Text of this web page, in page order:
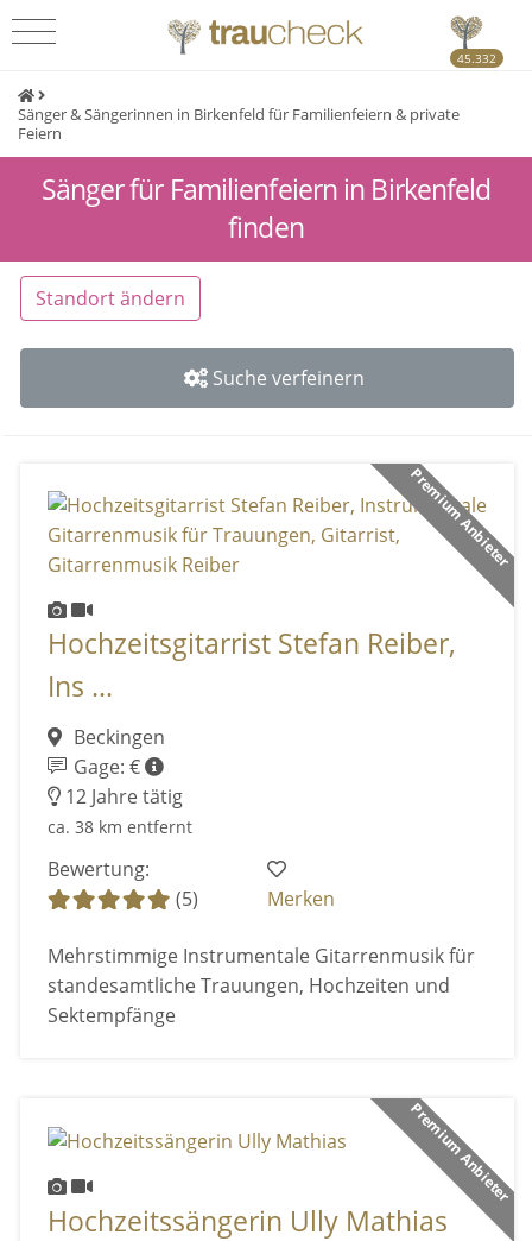
45.332
Sänger & Sängerinnen in Birkenfeld für Familienfeiern & private
Feiern
Sänger für Familienfeiern in Birkenfeld
finden
Standort ändern
Suche verfeinern
Premium Anbieter
Hochzeitsgitarrist Stefan Reiber,
Ins ...
Beckingen
Gage: €
12 Jahre tätig
ca. 38 km entfernt
Bewertung:
(5)
Merken
Mehrstimmige Instrumentale Gitarrenmusik für
standesamtliche Trauungen, Hochzeiten und
Sektempfänge
Premium Anbieter
Hochzeitssängerin Ully Mathias